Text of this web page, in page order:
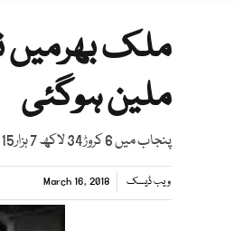
ملین ہوگئی
پنجاب میں 6 کروڑ34 لاکھ 7 ہزار315 جبکہ سندھ کے 2 کروڑ 37 لاکھ 55 ہزار847 افراد کو قومی شناختی کارڈ جاری کئے گئے
ویب ڈیسک March 16, 2018